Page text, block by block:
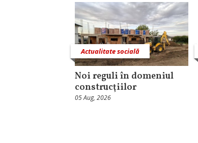
Actualitate socială
Noi reguli în domeniul
construcţiilor
05 Aug, 2026